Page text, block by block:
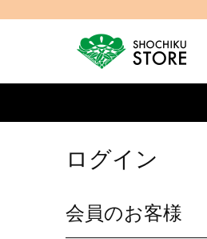
ログイン
会員のお客様